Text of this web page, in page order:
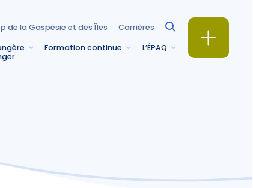
de la Gaspésie et des Îles Carrières
Formation continue L’ÉPAQ